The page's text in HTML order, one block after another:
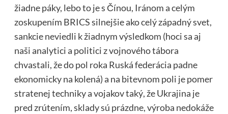
žiadne páky, lebo to je s Čínou, Iránom a celým
zoskupením BRICS silnejšie ako celý západný svet,
sankcie neviedli k žiadnym výsledkom (hoci sa aj
naši analytici a politici z vojnového tábora
chvastali, že do pol roka Ruská federácia padne
ekonomicky na kolená) a na bitevnom poli je pomer
stratenej techniky a vojakov taký, že Ukrajina je
pred zrútením, sklady sú prázdne, výroba nedokáže